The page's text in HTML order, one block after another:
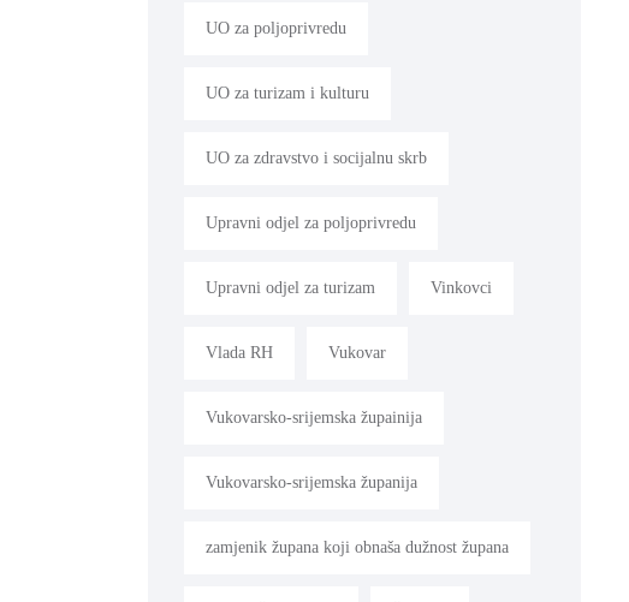
UO za poljoprivredu
UO za turizam i kulturu
UO za zdravstvo i socijalnu skrb
Upravni odjel za poljoprivredu
Upravni odjel za turizam Vinkovci
Vlada RH Vukovar
Vukovarsko-srijemska župainija
Vukovarsko-srijemska županija
zamjenik župana koji obnaša dužnost župana